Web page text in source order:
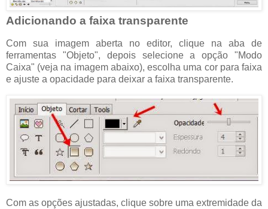
Adicionando a faixa transparente
Com sua imagem aberta no editor, clique na aba de
ferramentas "Objeto", depois selecione a opção "Modo
Caixa" (veja na imagem abaixo), escolha uma cor para faixa
e ajuste a opacidade para deixar a faixa transparente.
Com as opções ajustadas, clique sobre uma extremidade da